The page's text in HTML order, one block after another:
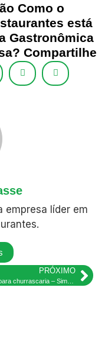
Como o
está
Gastronômica
Compartilhe
empresa líder em
PRÓXIMO
Sistema para churrascaria – Simpliza e vantagens do plano grátis